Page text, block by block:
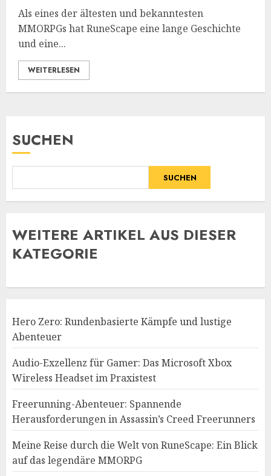
Als eines der ältesten und bekanntesten
MMORPGs hat RuneScape eine lange Geschichte
und eine...
WEITERLESEN
SUCHEN
SUCHEN
WEITERE ARTIKEL AUS DIESER
KATEGORIE
Hero Zero: Rundenbasierte Kämpfe und lustige
Abenteuer
Audio-Exzellenz für Gamer: Das Microsoft Xbox
Wireless Headset im Praxistest
Freerunning-Abenteuer: Spannende
Herausforderungen in Assassin’s Creed Freerunners
Meine Reise durch die Welt von RuneScape: Ein Blick
auf das legendäre MMORPG